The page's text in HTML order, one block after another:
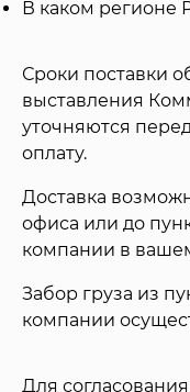
В каком регионе
Сроки поставки
выставления
уточняются
оплату.
Доставка
офиса или до
компании в
Забор груза из
компании
Для